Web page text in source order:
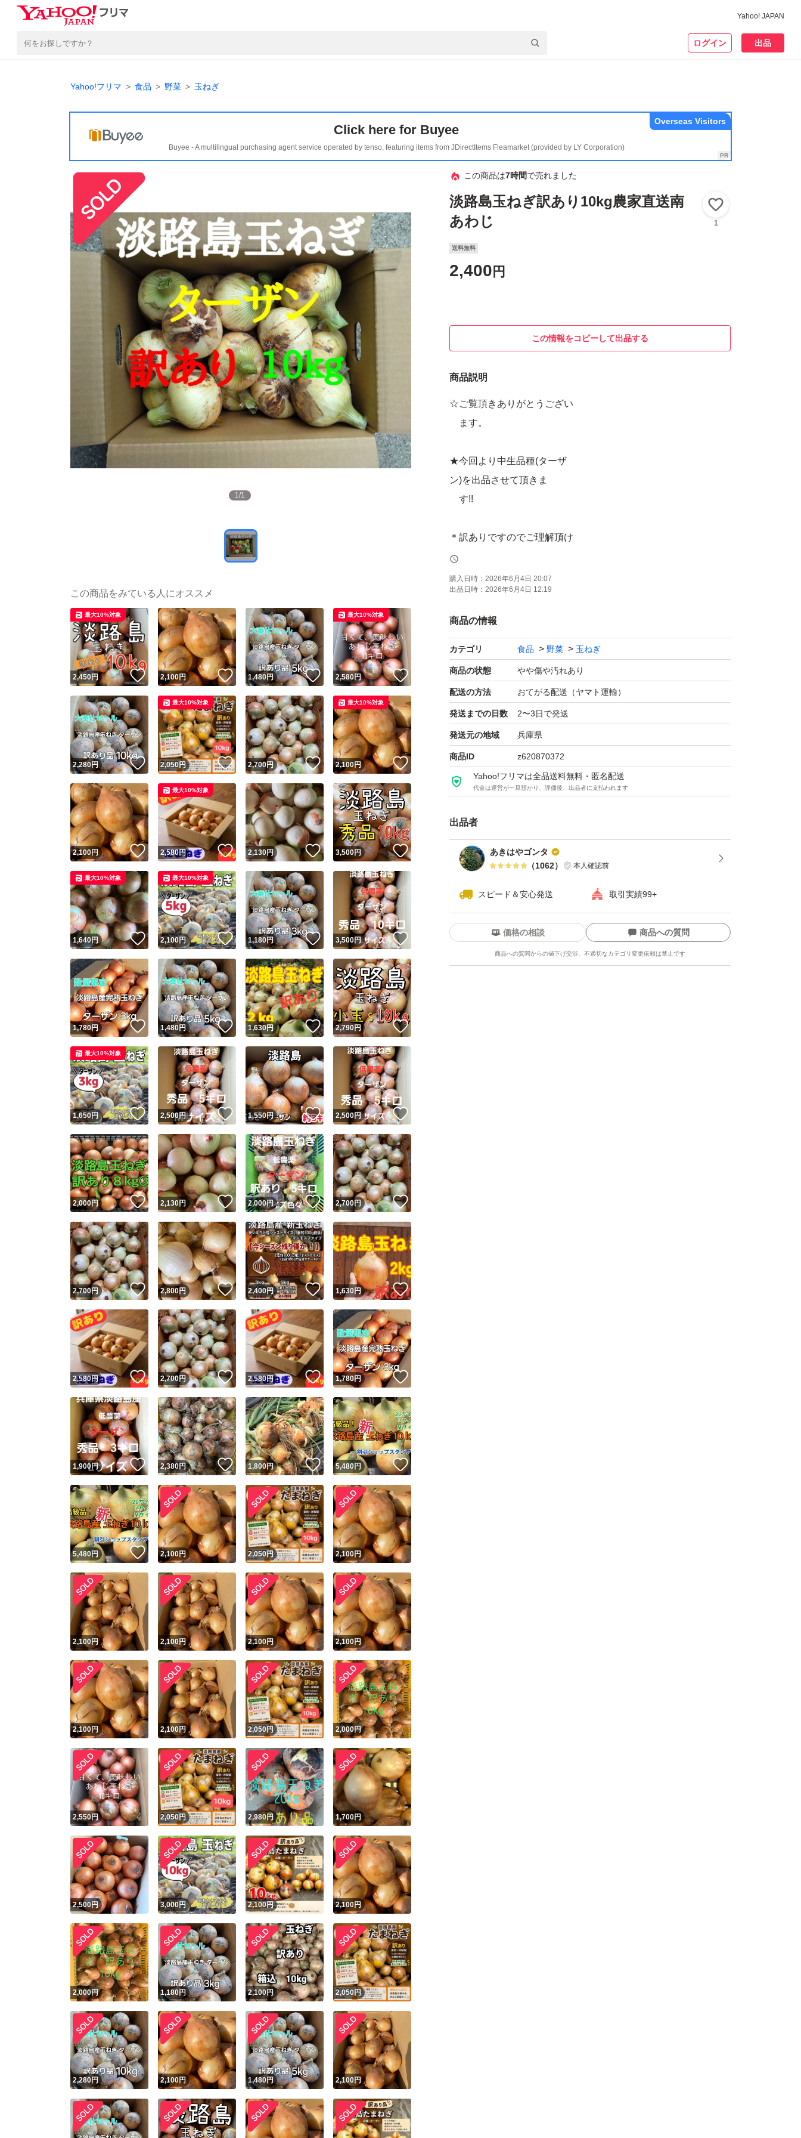
Yahoo! JAPAN
ログイン 出品
Yahoo!フリマ 食品 野菜 玉ねぎ
Click here for Buyee
Buyee - A multilingual purchasing agent service operated by tenso, featuring items from JDirectItems Fleamarket (provided by LY Corporation)
Overseas Visitors
1/1
この商品は7時間で売れました
淡路島玉ねぎ訳あり10kg農家直送南
あわじ
1
送料無料
2,400 円
この情報をコピーして出品する
商品説明
☆ご覧頂きありがとうござい
ます。
★今回より中生品種(ターザ
ン)を出品させて頂きま
す!!
＊訳ありですのでご理解頂け
る方のみご購入ください!!
※早生種より日持ちがいいで
す!!
※発送方法※
・お手軽配送（ヤマト運輸）
最短で翌日配達
(北海道・沖縄・離島 は除く)
す。
・生物ですので受け取れる時
しいです(^_^)
◎品種:中生(ターザン)
◎梱包：100サイズ
◎サイズ:ミックス
◎産地:発送:兵庫県南あわじ
購入日時： 2026年6月4日 20:07
出品日時： 2026年6月4日 12:19
商品の情報
カテゴリ 食品 野菜 玉ねぎ
商品の状態 やや傷や汚れあり
配送の方法 おてがる配送（ヤマト運輸）
発送までの日数 2〜3日で発送
発送元の地域 兵庫県
商品ID z620870372
Yahoo!フリマは全品送料無料・匿名配送
代金は運営が一旦預かり、評価後、出品者に支払われます
出品者
あきはやゴンタ
（1062） 本人確認前
スピード＆安心発送 取引実績99+
ユーザーの実績について
Yahoo!フリマが定めた一定の基準を満たしたユーザーにバッジを付与しています
安心取引出品者
安心取引出品者 Yahoo!フリマの基準をクリアした安心・安全なユーザーです
取引実績
取引実績◯+ このユーザーはYahoo!フリマの取引を完了させた実績があります
他フリマ実績◯+ このユーザーは他フリマサービスでの取引実績があります
スピード&安心発送
※このバッジは実績に基づく表示であり、発送を保証しているものではありません
スピード＆安心発送
このユーザーは高頻度で24時間以内＆設定した発送日数内に発送してい
ます
スピード発送 このユーザーは高頻度で24時間以内に発送しています
安心発送 このユーザーは設定した発送日数内に発送しています
価格の相談 商品への質問
商品への質問からの値下げ交渉、不適切なカテゴリ変更依頼は禁止です
この商品の情報をコピーします
商品画像の無断転載は禁止されています
コピーは 1商品につき1回 です
出品ページへ
キャンセル
この商品をみている人にオススメ
2,450円 いいね！
最大10%対象
2,100円 いいね！
1,480円 いいね！
2,580円
最大10%対象
2,280円 いいね！
2,050円 いいね！
最大10%対象
2,700円 いいね！
2,100円 いいね！
最大10%対象
2,100円 いいね！
2,580円 いいね！
最大10%対象
2,130円 いいね！
3,500円 いいね！
1,640円 いいね！
最大10%対象
2,100円 いいね！
最大10%対象
1,180円 いいね！
3,500円
1,780円 いいね！
1,480円 いいね！
1,630円 いいね！
2,790円 いいね！
1,650円 いいね！
最大10%対象
2,500円 いいね！
1,550円 いいね！
2,500円
2,000円 いいね！
2,130円 いいね！
2,000円 いいね！
2,700円 いいね！
2,700円 いいね！
2,800円 いいね！
2,400円 いいね！
1,630円 いいね！
2,580円 いいね！
2,700円 いいね！
2,580円 いいね！
1,780円
1,900円 いいね！
2,380円 いいね！
1,800円 いいね！
5,480円 いいね！
5,480円 いいね！
2,100円 2,050円 2,100円
2,100円 2,100円 2,100円 2,100円
2,100円 2,100円 2,050円 2,000円
2,550円 2,050円 2,980円 1,700円
2,500円 3,000円 2,100円 2,100円
2,000円 1,180円 2,100円 2,050円
2,280円 2,100円 1,480円 2,100円